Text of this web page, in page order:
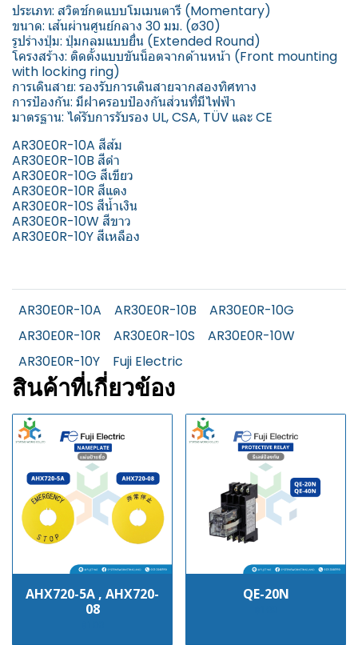
ประเภท: สวิตช์กดแบบโมเมนตารี (Momentary)
ขนาด: เส้นผ่านศูนย์กลาง 30 มม. (ø30)
รูปร่างปุ่ม: ปุ่มกลมแบบยื่น (Extended Round)
โครงสร้าง: ติดตั้งแบบขันน็อตจากด้านหน้า (Front mounting
with locking ring)
การเดินสาย: รองรับการเดินสายจากสองทิศทาง
การป้องกัน: มีฝาครอบป้องกันส่วนที่มีไฟฟ้า
มาตรฐาน: ได้รับการรับรอง UL, CSA, TÜV และ CE
AR30E0R-10A สีส้ม
AR30E0R-10B สีดำ
AR30E0R-10G สีเขียว
AR30E0R-10R สีแดง
AR30E0R-10S สีน้ำเงิน
AR30E0R-10W สีขาว
AR30E0R-10Y สีเหลือง
AR30E0R-10A AR30E0R-10B
AR30E0R-10G
AR30E0R-10R
AR30E0R-10S
AR30E0R-10W
AR30E0R-10Y
Fuji Electric
สินค้าที่เกี่ยวข้อง
AHX720-5A , AHX720-
08
QE-20N